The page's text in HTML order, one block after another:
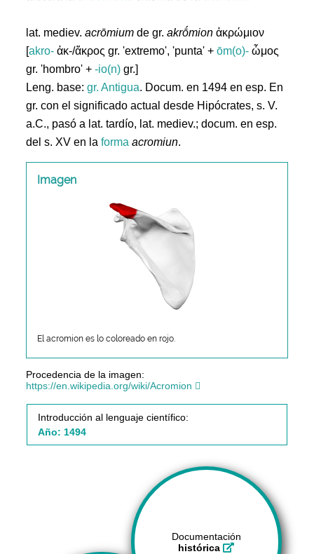
lat. mediev.acrōmium de gr. akrṓmion ἀκρώμιον
[akro- ἀκ-/ἄκρος gr. 'extremo', 'punta' +ōm(o)- ὦμος
gr. 'hombro' +-io(n) gr.]
Leng. base:gr. Antigua. Docum. en 1494 en esp. En
gr. con el significado actual desde Hipócrates, s. V.
a.C., pasó a lat. tardío, lat. mediev.; docum. en esp.
del s. XV en laforma acromiun.
Imagen
El acromion es lo coloreado en rojo.
Procedencia de la imagen:
https://en.wikipedia.org/wiki/Acromion
Introducción al lenguaje científico:
Año: 1494
Documentación
histórica